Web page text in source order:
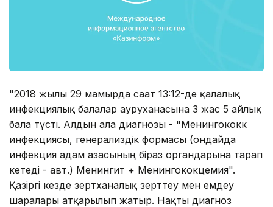
"2018 жылы 29 мамырда сағат 13:12-де қалалық
инфекциялық балалар ауруxанасына 3 жас 5 айлық
бала түсті. Алдын ала диагнозы - "Менингококк
инфекциясы, генерализдік формасы (ондайда
инфекция адам ағзасының біраз органдарына тарап
кетеді - авт.) Менингит + Менингококцемия".
Қазіргі кезде зертxаналық зерттеу мен емдеу
шаралары атқарылып жатыр. Нақты диагноз